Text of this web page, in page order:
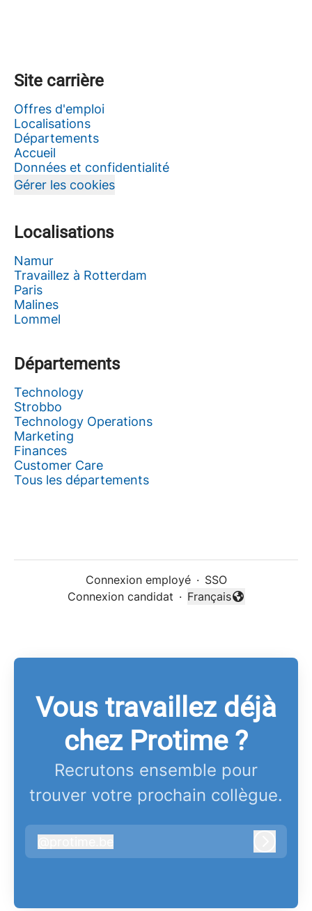
Site carrière
Offres d'emploi
Localisations
Départements
Accueil
Données et confidentialité
Gérer les cookies
Localisations
Namur
Travaillez à Rotterdam
Paris
Malines
Lommel
Départements
Technology
Strobbo
Technology Operations
Marketing
Finances
Customer Care
Tous les départements
Connexion employé · SSO
Connexion candidat ·
Changer la langue
Français
Vous travaillez déjà
chez Protime ?
Recrutons ensemble pour
trouver votre prochain collègue.
protime.be